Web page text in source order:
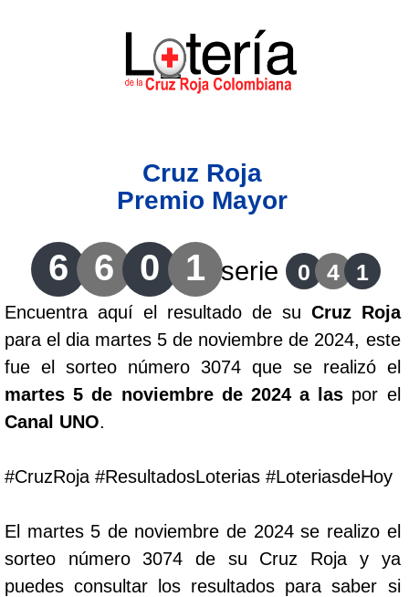
Lotería de Risaralda
Lotería de Santander
Lotería del Cauca
Lotería de Boyaca
Extra de Colombia
Antioqueñita Día
Astro Luna
Cruz Roja
Premio Mayor
6 6 0 1 serie 0 4 1
Encuentra aquí el resultado de su Cruz Roja
para el dia martes 5 de noviembre de 2024, este
fue el sorteo número 3074 que se realizó el
martes 5 de noviembre de 2024 a las por el
Canal UNO.
#CruzRoja #ResultadosLoterias #LoteriasdeHoy
El martes 5 de noviembre de 2024 se realizo el
sorteo número 3074 de su Cruz Roja y ya
puedes consultar los resultados para saber si